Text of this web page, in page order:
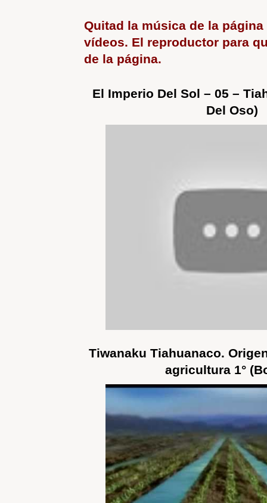
Quitad la música de la
vídeos. El reproductor para
de la página.
El Imperio Del Sol – 05 –
Del Oso)
Tiwanaku Tiahuanaco.
agricultura 1°